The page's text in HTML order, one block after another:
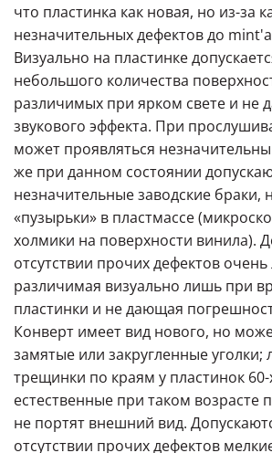
что пластинка как новая, но из-за
незначительных дефектов до
Визуально на пластинке
небольшого количества
различимых при ярком свете и не
звукового эффекта. При
может проявляться
же при данном состоянии
незначительные заводские браки,
«пузырьки» в пластмассе
холмики на поверхности винила).
отсутствии прочих дефектов очень
различимая визуально лишь при
пластинки и не дающая
Конверт имеет вид нового, но
замятые или закругленные уголки;
трещинки по краям у пластинок 60-
естественные при таком возрасте
не портят внешний вид.
отсутствии прочих дефектов